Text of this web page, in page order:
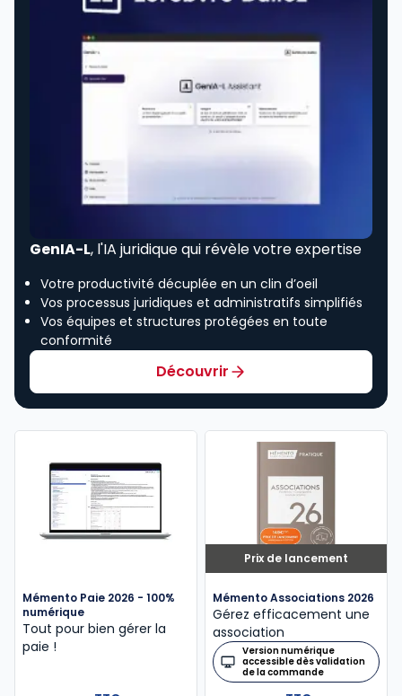
GenIA-L, l'IA juridique qui révèle votre expertise
Votre productivité décuplée en un clin d’oeil
Vos processus juridiques et administratifs simplifiés
Vos équipes et structures protégées en toute
conformité
Découvrir
Mémento Paie 2026 - 100%
numérique
Tout pour bien gérer la
paie !
Prix de lancement
Mémento Associations 2026
Gérez efficacement une
association
Version numérique
accessible dès validation
de la commande